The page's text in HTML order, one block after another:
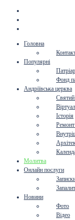
Головна
Популярні
Фонд
Андріївська церква
Святий
Історія
Ремонт
Молитва
Онлайн послуги
Новини
Фото
Відео